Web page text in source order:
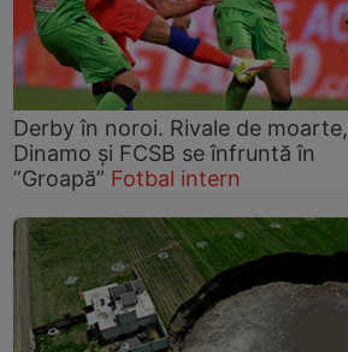
Derby în noroi. Rivale de moarte,
Dinamo și FCSB se înfruntă în
”Groapă” Fotbal intern